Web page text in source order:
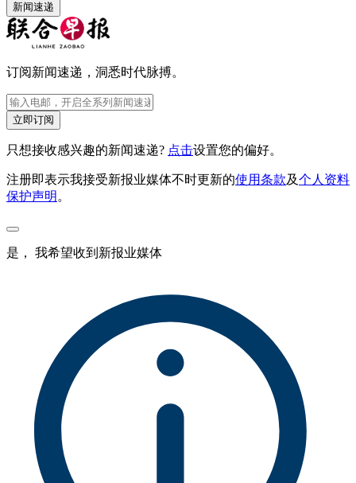
新闻速递
订阅新闻速递，洞悉时代脉搏。
立即订阅
只想接收感兴趣的新闻速递? 点击设置您的偏好。
注册即表示我接受新报业媒体不时更新的使用条款及个人资料
保护声明 。
是， 我希望收到新报业媒体